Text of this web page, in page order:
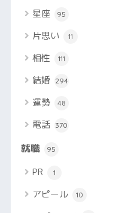
星座 95
片思い 11
相性 111
結婚 294
運勢 48
電話 370
就職 95
PR 1
アピール 10